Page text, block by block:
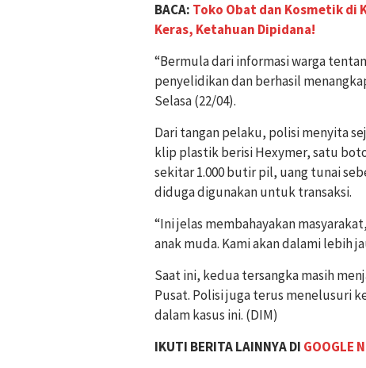
BACA: Toko Obat dan Kosmetik di
Keras, Ketahuan Dipidana!
“Bermula dari informasi warga
penyelidikan dan berhasil
Selasa (22/04).
Dari tangan pelaku, polisi menyita
klip plastik berisi Hexymer, satu
sekitar 1.000 butir pil, uang tunai
diduga digunakan untuk transaksi.
“Ini jelas membahayakan
anak muda. Kami akan dalami lebih
Saat ini, kedua tersangka masih
Pusat. Polisi juga terus menelusuri
dalam kasus ini. (DIM)
IKUTI BERITA LAINNYA DI GOOGLE